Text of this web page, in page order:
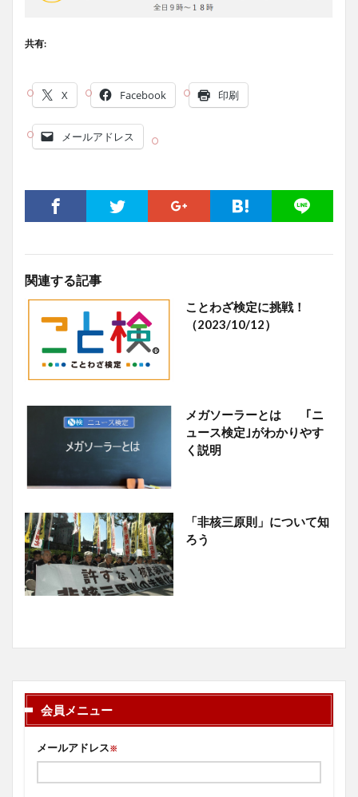
共有:
X Facebook 印刷
メールアドレス
関連する記事
ことわざ検定に挑戦！
（2023/10/12）
メガソーラーとは ｢ニ
ュース検定｣がわかりやす
く説明
「非核三原則」について知
ろう
会員メニュー
メールアドレス※